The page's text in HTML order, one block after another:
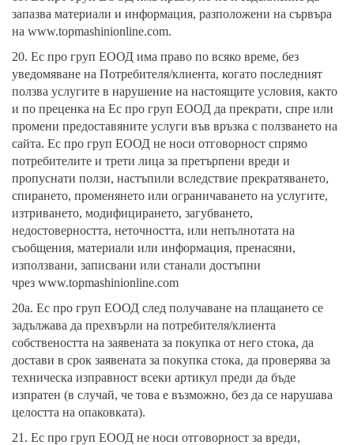
запазва материали и информация, разположени на сървъра
на www.topmashinionline.com.
20. Ес про груп ЕООД има право по всяко време, без
уведомяване на Потребителя/клиента, когато последният
ползва услугите в нарушение на настоящите условия, както
и по преценка на Ес про груп ЕООД да прекрати, спре или
промени предоставяните услуги във връзка с ползването на
сайта. Ес про груп ЕООД не носи отговорност спрямо
потребителите и трети лица за претърпени вреди и
пропуснати ползи, настъпили вследствие прекратяването,
спирането, променянето или ограничаването на услугите,
изтриването, модифицирането, загубването,
недостоверността, неточността, или непълнотата на
съобщения, материали или информация, пренасяни,
използвани, записвани или станали достъпни
чрез www.topmashinionline.com
20а. Ес про груп ЕООД след получаване на плащането се
задължава да прехвърли на потребителя/клиента
собствеността на заявената за покупка от него стока, да
достави в срок заявената за покупка стока, да проверява за
техническа изправност всеки артикул преди да бъде
изпратен (в случай, че това е възможно, без да се нарушава
целостта на опаковката).
21. Ес про груп ЕООД не носи отговорност за вреди,